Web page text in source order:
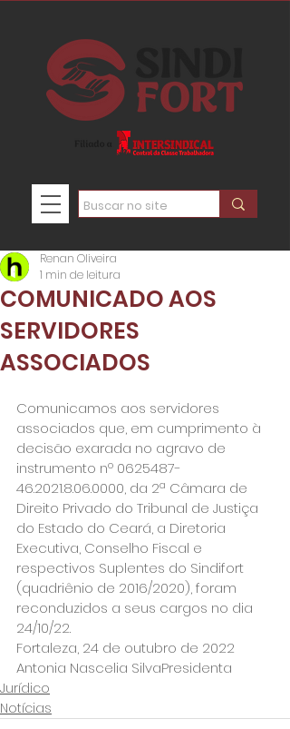
COMUNICADO AOS
SERVIDORES
ASSOCIADOS
Renan Oliveira
1 min de leitura
Comunicamos aos servidores
associados que, em cumprimento à
decisão exarada no agravo de
instrumento nº 0625487-
46.2021.8.06.0000, da 2ª Câmara de
Direito Privado do Tribunal de Justiça
do Estado do Ceará, a Diretoria
Executiva, Conselho Fiscal e
respectivos Suplentes do Sindifort
(quadriênio de 2016/2020), foram
reconduzidos a seus cargos no dia
24/10/22.
Fortaleza, 24 de outubro de 2022
Antonia Nascelia SilvaPresidenta
Jurídico
Notícias